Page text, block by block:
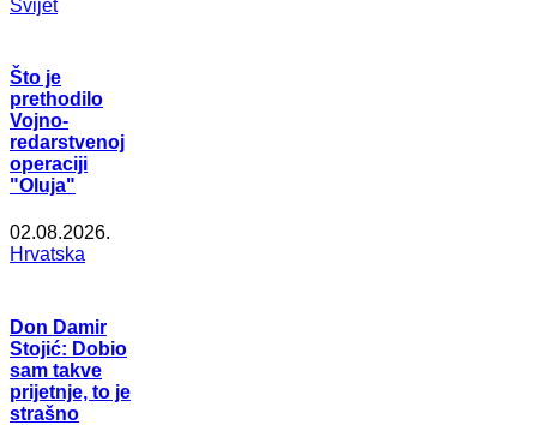
Svijet
Što je
prethodilo
Vojno-
redarstvenoj
operaciji
"Oluja"
02.08.2026.
Hrvatska
Don Damir
Stojić: Dobio
sam takve
prijetnje, to je
strašno